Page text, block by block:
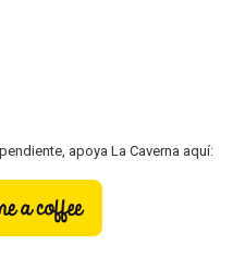
apoya La Caverna aquí: